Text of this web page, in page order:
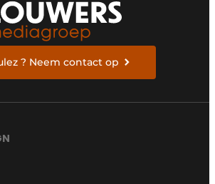
? Neem contact op